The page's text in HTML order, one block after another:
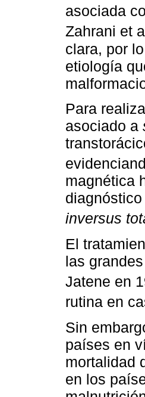
asociada
Zahrani et
clara, por
etiología
Para
asociado a
magnética
inversus
El
las
Jatene en
rutina en
Sin
países en
mortalidad
en los